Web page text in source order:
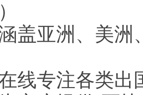
盖亚洲、美
线专注各类出